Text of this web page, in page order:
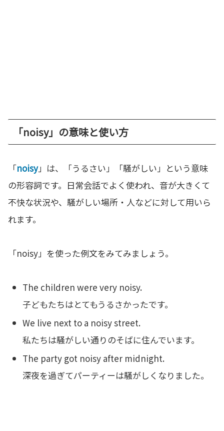
「noisy」の意味と使い方
「noisy」は、「うるさい」「騒がしい」という意味
の形容詞です。日常会話でよく使われ、音が大きくて
不快な状況や、騒がしい場所・人などに対して用いら
れます。
「noisy」を使った例文をみてみましょう。
The children were very noisy.
子どもたちはとてもうるさかったです。
We live next to a noisy street.
私たちは騒がしい通りのそばに住んでいます。
The party got noisy after midnight.
深夜を過ぎてパーティーは騒がしくなりました。